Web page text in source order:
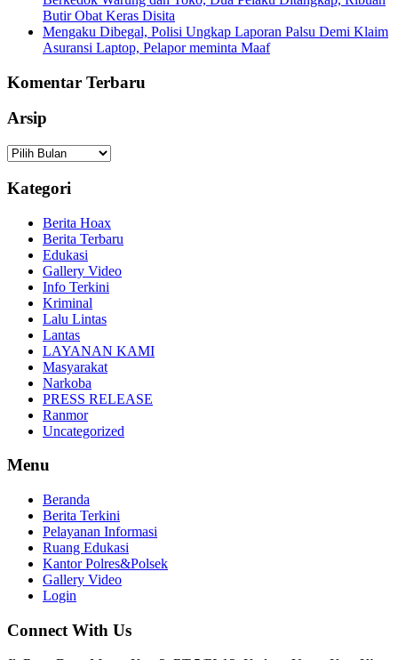
Butir Obat Keras Disita
Mengaku Dibegal, Polisi Ungkap Laporan Palsu Demi Klaim
Asuransi Laptop, Pelapor meminta Maaf
Komentar Terbaru
Arsip
Arsip
Kategori
Berita Hoax
Berita Terbaru
Edukasi
Gallery Video
Info Terkini
Kriminal
Lalu Lintas
Lantas
LAYANAN KAMI
Masyarakat
Narkoba
PRESS RELEASE
Ranmor
Uncategorized
Menu
Beranda
Berita Terkini
Pelayanan Informasi
Ruang Edukasi
Kantor Polres&Polsek
Gallery Video
Login
Connect With Us